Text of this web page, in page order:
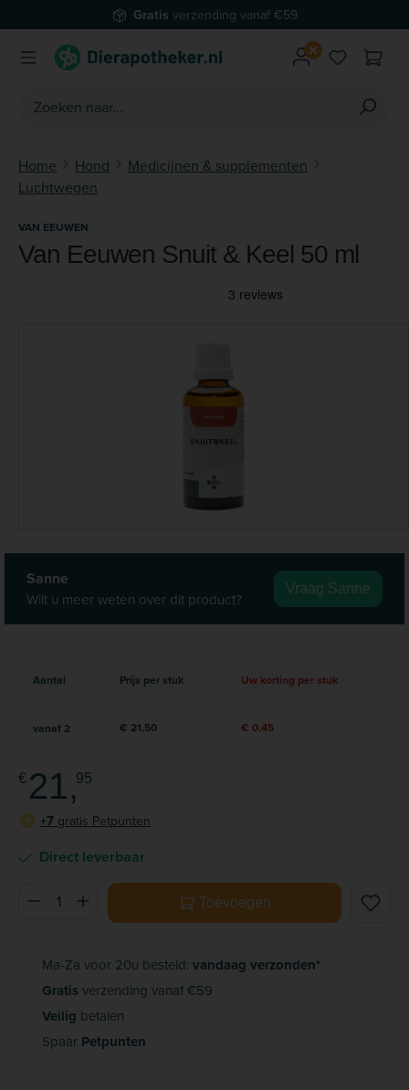
Ga naar de hoofdinhoudGratis verzending vanaf €59
Je hebt
Home Hond
Medicijnen & supplementen
Luchtwegen
Sanne
Wilt u meer weten over dit product?
Vraag Sanne
VAN EEUWEN
Van Eeuwen Snuit & Keel 50 ml
Direct leverbaar
Aantal Prijs per stuk Uw korting per stuk
vanaf 2 € 21,50 € 0,45
€ 21,95
Producthoeveelheid: Voer de gewenste hoeveelheid in of
Toevoegen
P +7 gratis Petpunten
Ma-Za voor 20u besteld: vandaag verzonden*
Gratisverzending vanaf €59
Veilig betalen
Spaar Petpunten